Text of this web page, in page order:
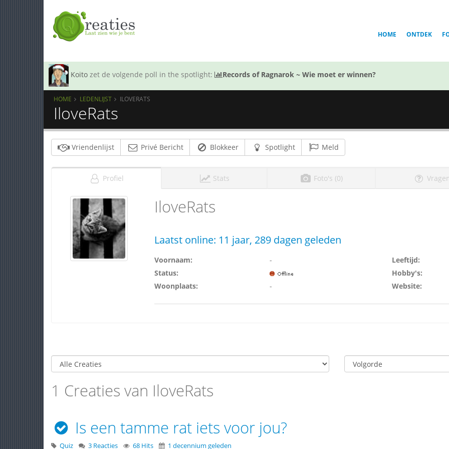
HOME ONTDEK
Koito zet de volgende poll in the spotlight: Records of Ragnarok ~ Wie moet er winnen?
HOME LEDENLIJST ILOVERATS
IloveRats
Vriendenlijst Privé Bericht Blokkeer Spotlight Meld
Profiel Stats Foto's (0)
IloveRats
Laatst online: 11 jaar, 289 dagen geleden
Voornaam:
-
Status:
Woonplaats:
-
Leeftijd:
Hobby's:
Website:
1 Creaties van IloveRats
Is een tamme rat iets voor jou?
Quiz 3 Reacties 68 Hits 1 decennium geleden